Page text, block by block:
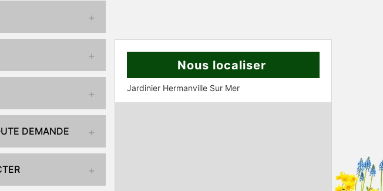
DEMANDE
Nous localiser
Jardinier Hermanville Sur Mer